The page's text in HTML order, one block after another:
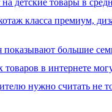
детские товары в
класса премиум,
показывают большие
в интернете
нужно считать не